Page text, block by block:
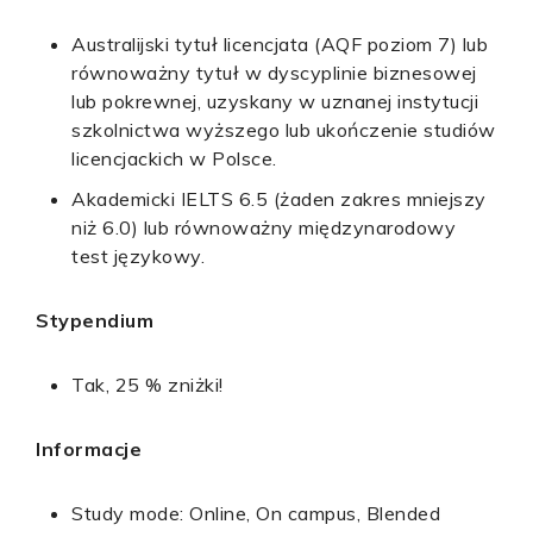
Australijski tytuł licencjata (AQF poziom 7) lub
równoważny tytuł w dyscyplinie biznesowej
lub pokrewnej, uzyskany w uznanej instytucji
szkolnictwa wyższego lub ukończenie studiów
licencjackich w Polsce.
Akademicki IELTS 6.5 (żaden zakres mniejszy
niż 6.0) lub równoważny międzynarodowy
test językowy.
Stypendium
Tak, 25 % zniżki!
Informacje
Study mode: Online, On campus, Blended